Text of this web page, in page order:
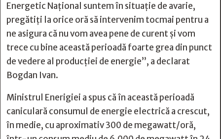
Energetic Naţional suntem în situaţie de avarie,
pregătiţi la orice oră să intervenim tocmai pentru a
ne asigura că nu vom avea pene de curent şi vom
trece cu bine această perioadă foarte grea din punct
de vedere al producţiei de energie”, a declarat
Bogdan Ivan.
Ministrul Enerigiei a spus că în această perioadă
caniculară consumul de energie electrică a crescut,
în medie, cu aproximativ 300 de megawatt/oră,